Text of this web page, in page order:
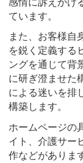
ています。
また、お客様自
を鋭く定義する
ングを通じて背
に研ぎ澄ませた
による迷いを排
構築します。
ホームページの
イト、介護サー
作などがありま